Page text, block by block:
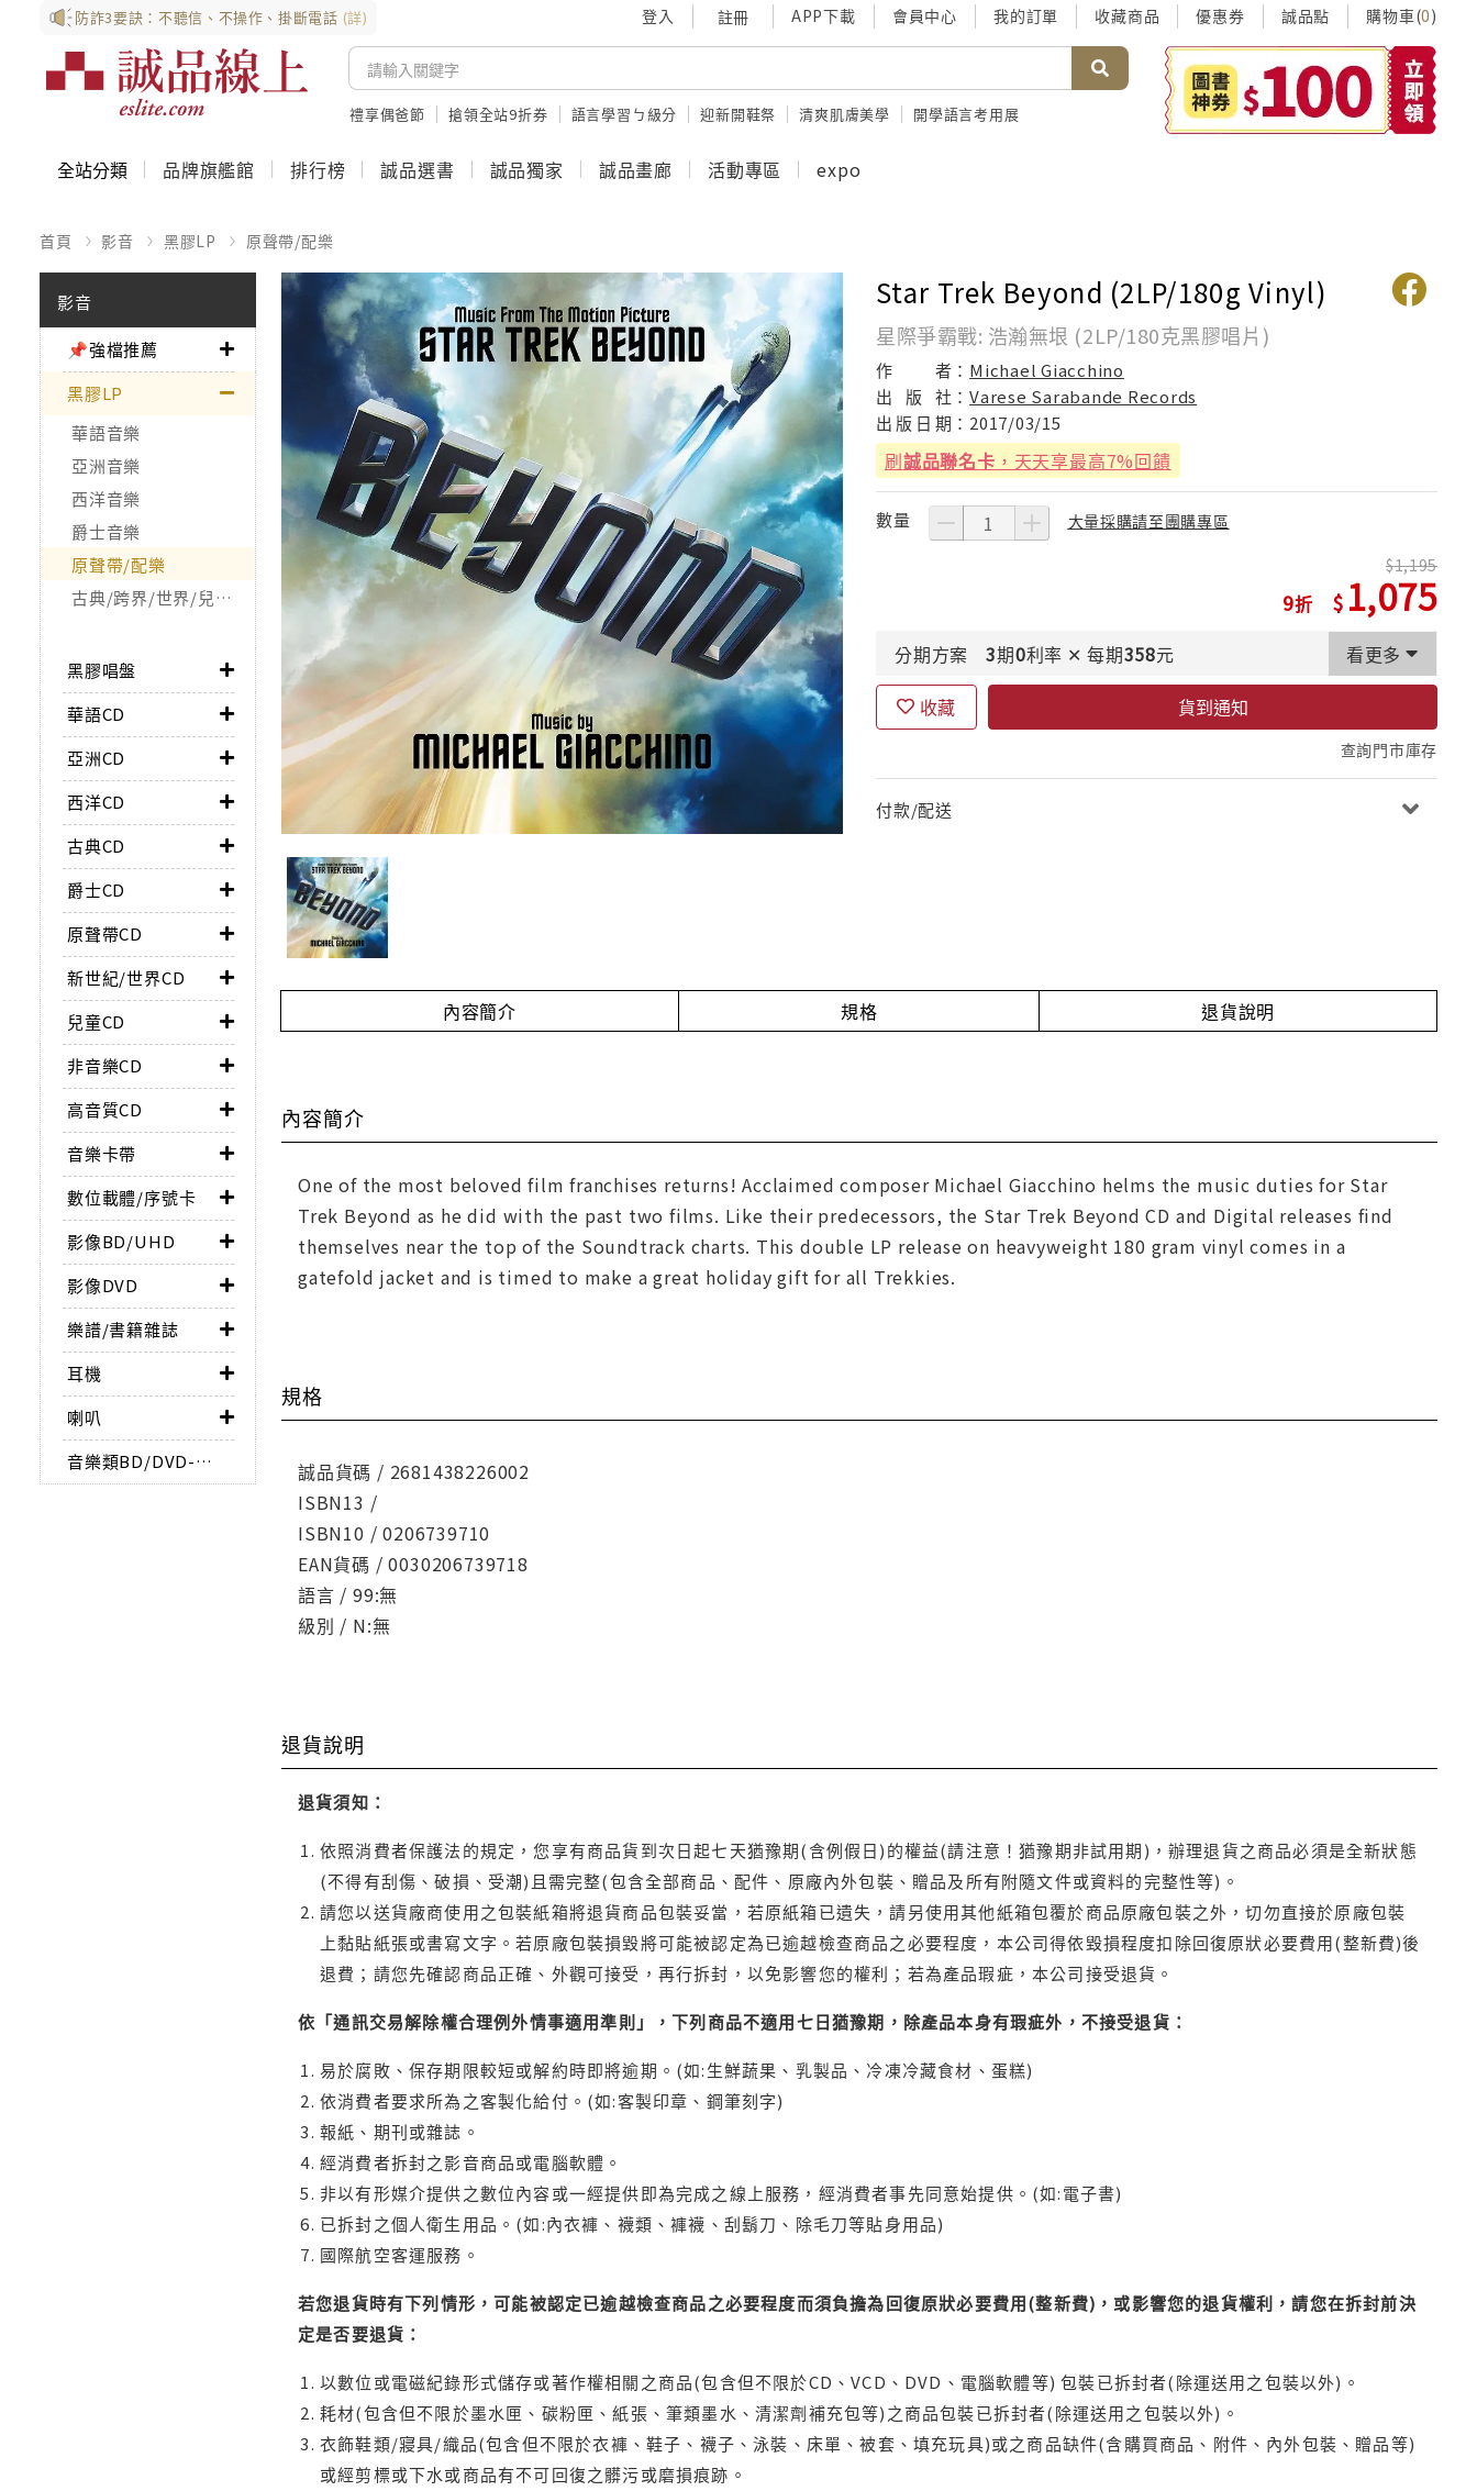
防詐3要訣：不聽信、不操作、掛斷電話 (詳) 登入 註冊 APP下載 會員中心 我的訂單 收藏商品 優惠券 誠品點 購物車(0)
禮享偶爸節 搶領全站9折券 語言學習ㄅ級分 迎新開鞋祭 清爽肌膚美學 開學語言考用展
全站分類 品牌旗艦館 排行榜 誠品選書 誠品獨家 誠品畫廊 活動專區 expo
首頁 影音 黑膠LP 原聲帶/配樂
影音
📌強檔推薦
黑膠LP
華語音樂
亞洲音樂
西洋音樂
爵士音樂
原聲帶/配樂
古典/跨界/世界/兒童/非音樂類
黑膠唱盤
華語CD
亞洲CD
西洋CD
古典CD
爵士CD
原聲帶CD
新世紀/世界CD
兒童CD
非音樂CD
高音質CD
音樂卡帶
數位載體/序號卡
影像BD/UHD
影像DVD
樂譜/書籍雜誌
耳機
喇叭
音樂類BD/DVD-AUDIO
Star Trek Beyond (2LP/180g Vinyl)
星際爭霸戰: 浩瀚無垠 (2LP/180克黑膠唱片)
作 者： Michael Giacchino
出
版 社：Varese Sarabande Records
出 版 日 期： 2017/03/15
刷誠品聯名卡 ，天天享最高7%回饋
數量 大量採購請至團購專區
9
1,195
1,075
分期方案 3期0利率 ✕ 每期358元 看更多
收藏 貨到通知
查詢門市庫存
付款/配送
內容簡介 規格 退貨說明
內容簡介
One of the most beloved film franchises returns! Acclaimed composer Michael Giacchino helms the music duties for Star
Trek Beyond as he did with the past two films. Like their predecessors, the Star Trek Beyond CD and Digital releases find
themselves near the top of the Soundtrack charts. This double LP release on heavyweight 180 gram vinyl comes in a
gatefold jacket and is timed to make a great holiday gift for all Trekkies.
規格
誠品貨碼 / 2681438226002
ISBN13 /
ISBN10 / 0206739710
EAN貨碼 / 0030206739718
語言 / 99:無
級別 / N:無
退貨說明
退貨須知：
依照消費者保護法的規定，您享有商品貨到次日起七天猶豫期(含例假日)的權益(請注意！猶豫期非試用期)，辦理退貨之商品必須是全新狀態
(不得有刮傷、破損、受潮)且需完整(包含全部商品、配件、原廠內外包裝、贈品及所有附隨文件或資料的完整性等)。
請您以送貨廠商使用之包裝紙箱將退貨商品包裝妥當，若原紙箱已遺失，請另使用其他紙箱包覆於商品原廠包裝之外，切勿直接於原廠包裝
上黏貼紙張或書寫文字。若原廠包裝損毀將可能被認定為已逾越檢查商品之必要程度，本公司得依毀損程度扣除回復原狀必要費用(整新費)後
退費；請您先確認商品正確、外觀可接受，再行拆封，以免影響您的權利；若為產品瑕疵，本公司接受退貨。
依「通訊交易解除權合理例外情事適用準則」，下列商品不適用七日猶豫期，除產品本身有瑕疵外，不接受退貨：
易於腐敗、保存期限較短或解約時即將逾期。(如:生鮮蔬果、乳製品、冷凍冷藏食材、蛋糕)
依消費者要求所為之客製化給付。(如:客製印章、鋼筆刻字)
報紙、期刊或雜誌。
經消費者拆封之影音商品或電腦軟體。
非以有形媒介提供之數位內容或一經提供即為完成之線上服務，經消費者事先同意始提供。(如:電子書)
已拆封之個人衛生用品。(如:內衣褲、襪類、褲襪、刮鬍刀、除毛刀等貼身用品)
國際航空客運服務。
若您退貨時有下列情形，可能被認定已逾越檢查商品之必要程度而須負擔為回復原狀必要費用(整新費)，或影響您的退貨權利，請您在拆封前決
定是否要退貨：
以數位或電磁紀錄形式儲存或著作權相關之商品(包含但不限於CD、VCD、DVD、電腦軟體等) 包裝已拆封者(除運送用之包裝以外)。
耗材(包含但不限於墨水匣、碳粉匣、紙張、筆類墨水、清潔劑補充包等)之商品包裝已拆封者(除運送用之包裝以外)。
衣飾鞋類/寢具/織品(包含但不限於衣褲、鞋子、襪子、泳裝、床單、被套、填充玩具)或之商品缺件(含購買商品、附件、內外包裝、贈品等)
或經剪標或下水或商品有不可回復之髒污或磨損痕跡。